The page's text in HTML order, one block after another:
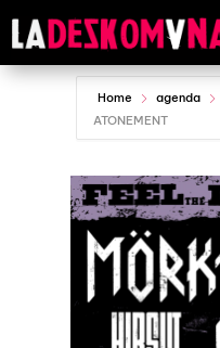
Home agenda
ATONEMENT